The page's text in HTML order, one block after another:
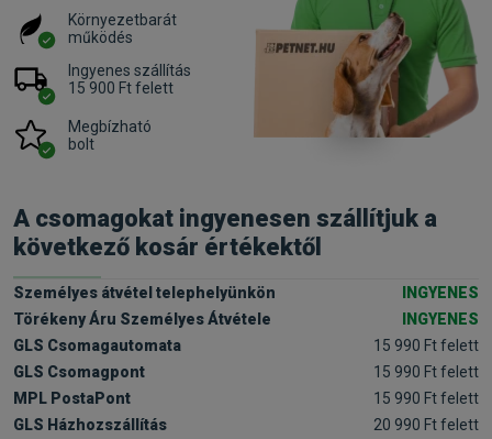
Környezetbarát
működés
Ingyenes szállítás
15 900 Ft felett
Megbízható
bolt
A csomagokat ingyenesen szállítjuk a
következő kosár értékektől
Személyes átvétel telephelyünkön
INGYENES
Törékeny Áru Személyes Átvétele
INGYENES
GLS Csomagautomata
15 990 Ft felett
GLS Csomagpont
15 990 Ft felett
MPL PostaPont
15 990 Ft felett
GLS Házhozszállítás
20 990 Ft felett